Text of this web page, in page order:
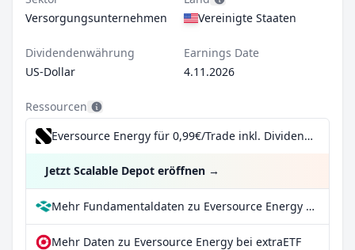
Versorgungsunternehmen
Vereinigte Staaten
Dividendenwährung
US-Dollar
Earnings Date
4.11.2026
Ressourcen
Eversource Energy für 0,99€/Trade inkl. Dividend Reinvestment Plan
Jetzt Scalable Depot eröffnen →
Mehr Fundamentaldaten zu Eversource Energy bei Parqet
Mehr Daten zu Eversource Energy bei extraETF